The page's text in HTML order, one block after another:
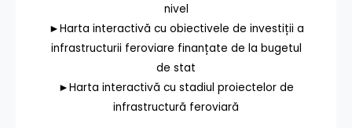
nivel
►Harta interactivă cu obiectivele de investiții a
infrastructurii feroviare finanțate de la bugetul
de stat
►Harta interactivă cu stadiul proiectelor de
infrastructură feroviară